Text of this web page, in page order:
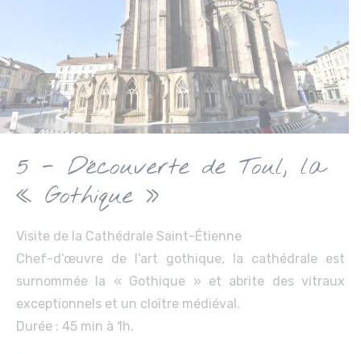
5 - Découverte de Toul, la
« Gothique »
Visite de la Cathédrale Saint-Étienne
Chef-d’œuvre de l’art gothique, la cathédrale est
surnommée la « Gothique » et abrite des vitraux
exceptionnels et un cloître médiéval.
Durée : 45 min à 1h.